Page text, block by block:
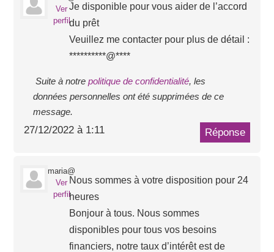
Ver
perfil
Je disponible pour vous aider de l’accord
du prêt
Veuillez me contacter pour plus de détail :
**********@****
Suite à notrepolitique de confidentialité, les
données personnelles ont été supprimées de ce
message.
27/12/2022 à 1:11 Réponse
maria@
Ver
perfil
Nous sommes à votre disposition pour 24
heures
Bonjour à tous. Nous sommes
disponibles pour tous vos besoins
financiers, notre taux d’intérêt est de